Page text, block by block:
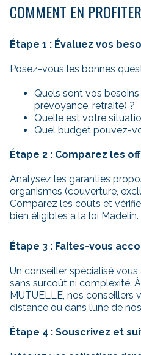
COMMENT EN
Étape 1 : Évaluez vos
Posez-vous les bonnes
Quels sont vos besoins
prévoyance, retraite) ?
Quelle est votre
Quel budget pouvez-
Étape 2 : Comparez les
Analysez les garanties
organismes (couverture,
Comparez les coûts et
bien éligibles à la loi Madelin.
Étape 3 : Faites-vous
Un conseiller spécialisé
sans surcoût ni complexité.
MUTUELLE, nos
distance ou dans l’une de
Étape 4 : Souscrivez et